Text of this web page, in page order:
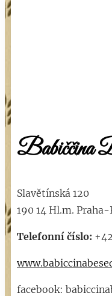
Babiččina
Slavětínská 120
190 14 Hl.m.
Telefonní číslo:
facebook: